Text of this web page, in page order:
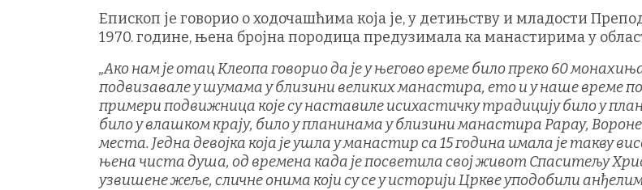
Епископ је говорио о ходочашћима која је, у детињству и младости
1970. године, њена бројна породица предузимала ка манастирима у
„Ако нам је отац Клеопа говорио да је у његово време било преко 60 монахиња
подвизавале у шумама у близини великих манастира, ето и у наше време
примери подвижница које су наставиле исихастичку традицију било у
било у влашком крају, било у планинама у близини манастира Рарау,
места. Једна девојка која је ушла у манастир са 15 година имала је такву
њена чиста душа, од времена када је посветила свој живот Спаситељу
узвишене жеље, сличне онима који су се у историји Цркве уподобили